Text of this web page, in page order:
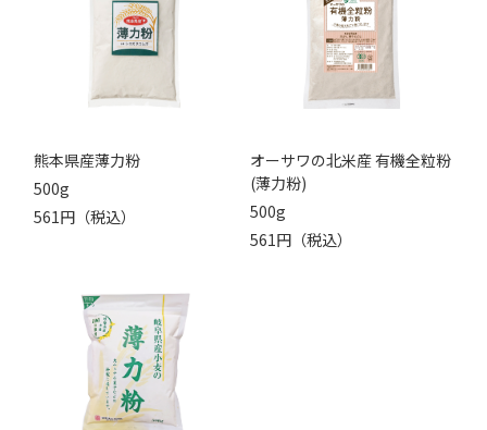
熊本県産薄力粉
500g
561円（税込）
オーサワの北米産 有機全粒粉
(薄力粉)
500g
561円（税込）